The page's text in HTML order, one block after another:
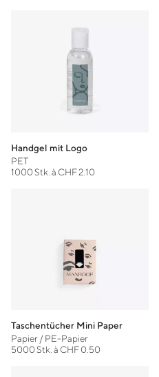
Handgel mit Logo
PET
1000 Stk. à CHF 2.10
Taschentücher Mini Paper
Papier / PE-Papier
5000 Stk. à CHF 0.50